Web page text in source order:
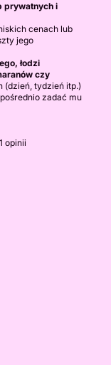
prywatnych i
cenach lub
jego
łodzi
czy
(dzień, tydzień itp.)
zadać mu
opinii